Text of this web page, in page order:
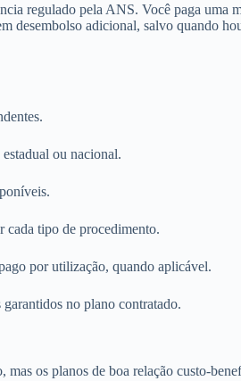
regulado pela ANS. Você paga uma
desembolso adicional, salvo quando
ou nacional.
cada tipo de procedimento.
por utilização, quando aplicável.
no plano contratado.
mas os planos de boa relação custo-